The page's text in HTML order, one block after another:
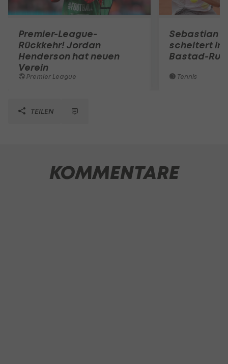
Premier-League-
Rückkehr! Jordan
Henderson hat neuen
Verein
Premier League
Sebastian
scheitert in
Bastad-
Tennis
TEILEN
KOMMENTARE